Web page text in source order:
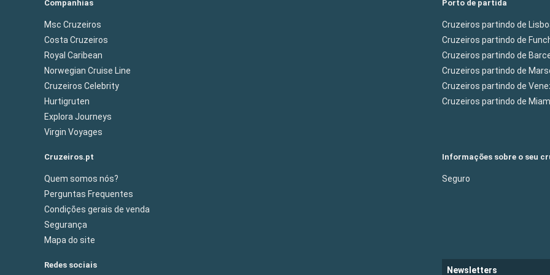
Companhias
Msc Cruzeiros
Costa Cruzeiros
Royal Caribean
Norwegian Cruise Line
Cruzeiros Celebrity
Hurtigruten
Explora Journeys
Virgin Voyages
Porto de partida
Cruzeiros partindo de
Cruzeiros partindo de
Cruzeiros partindo de
Cruzeiros partindo de
Cruzeiros partindo de
Cruzeiros partindo de Miam
Cruzeiros.pt
Quem somos nós?
Perguntas Frequentes
Condições gerais de venda
Segurança
Mapa do site
Informações sobre o seu
Seguro
Redes sociais
Newsletters